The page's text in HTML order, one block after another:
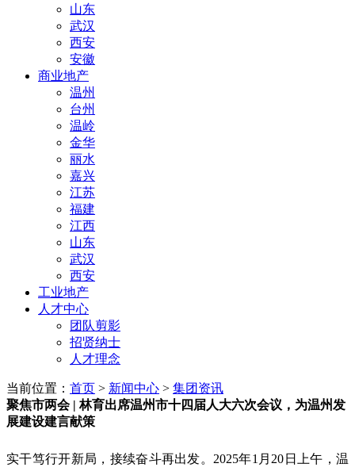
山东
武汉
西安
安徽
商业地产
温州
台州
温岭
金华
丽水
嘉兴
江苏
福建
江西
山东
武汉
西安
工业地产
人才中心
团队剪影
招贤纳士
人才理念
当前位置： 首页 > 新闻中心 > 集团资讯
聚焦市两会 | 林育出席温州市十四届人大六次会议，为温州发
展建设建言献策
实干笃行开新局，接续奋斗再出发。2025年1月20日上午，温